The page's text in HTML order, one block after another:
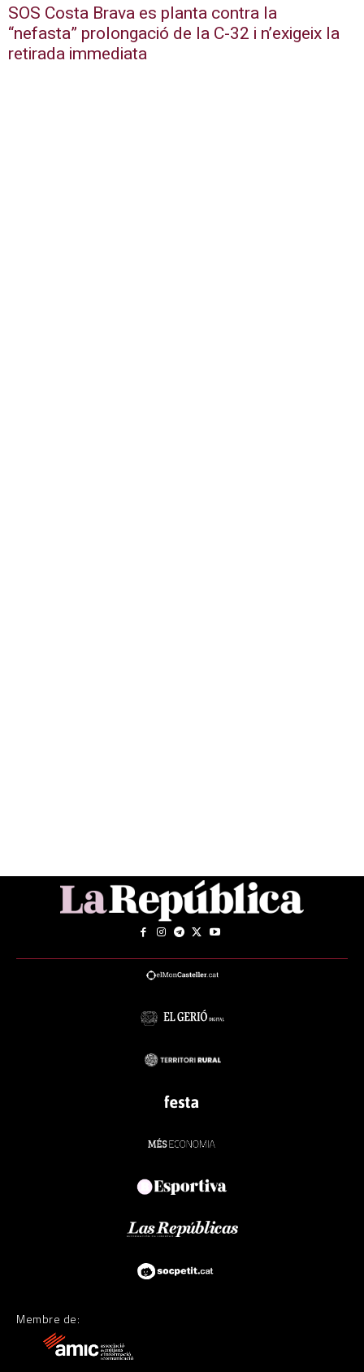
SOS Costa Brava es planta contra la
“nefasta” prolongació de la C-32 i n’exigeix la
retirada immediata
Membre de: